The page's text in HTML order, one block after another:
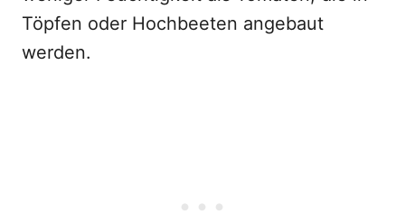
Töpfen oder Hochbeeten angebaut
werden.